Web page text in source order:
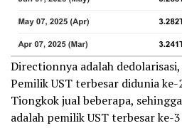
Directionnya adalah
Pemilik UST terbesar didunia
Tiongkok jual beberapa,
adalah pemilik UST terbesar ke-